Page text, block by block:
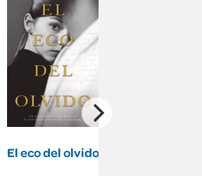
El eco del olvido